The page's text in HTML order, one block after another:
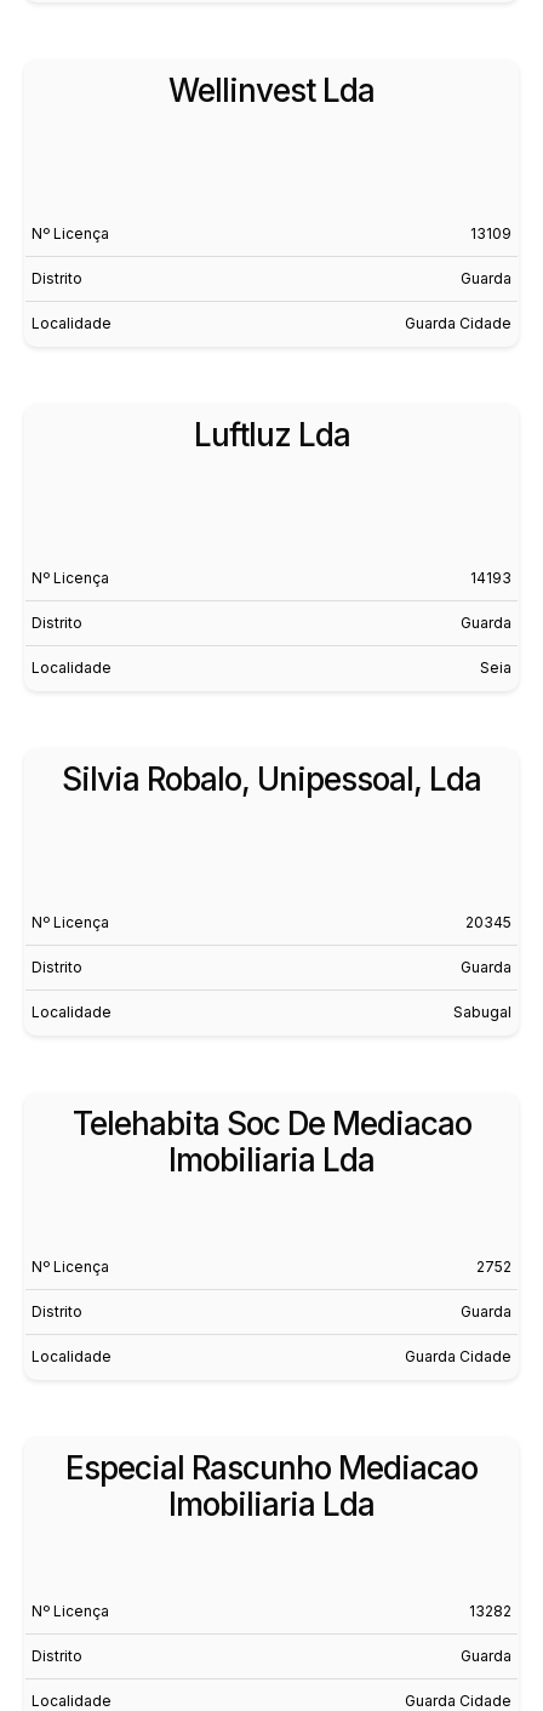
Wellinvest Lda
Nº Licença 13109
Distrito Guarda
Localidade Guarda Cidade
Luftluz Lda
Nº Licença 14193
Distrito Guarda
Localidade Seia
Silvia Robalo, Unipessoal, Lda
Nº Licença 20345
Distrito Guarda
Localidade Sabugal
Telehabita Soc De Mediacao
Imobiliaria Lda
Nº Licença 2752
Distrito Guarda
Localidade Guarda Cidade
Especial Rascunho Mediacao
Imobiliaria Lda
Nº Licença 13282
Distrito Guarda
Localidade Guarda Cidade